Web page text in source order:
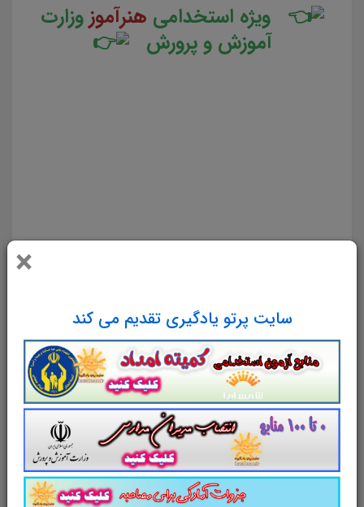
×
سایت پرتو یادگیری تقدیم می کند
ویژه استخدامی هنرآموزوزارت
آموزش و پرورش
مجموعه سوالات و تست کتابدانش
فنیتخصصیتولید برنامه تلویزیونیبا
پاسخ تشریحی
سوالات و تست کتاب دانش فنیتخصصیتولید
برنامه تلویزیونیشامل288تست در123صفحه